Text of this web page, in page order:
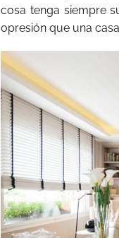
cosa tenga siempre
opresión que una